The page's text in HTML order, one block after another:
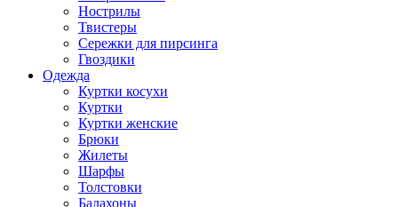
Нострилы
Твистеры
Сережки для пирсинга
Гвоздики
Одежда
Куртки косухи
Куртки
Куртки женские
Брюки
Жилеты
Шарфы
Толстовки
Балахоны